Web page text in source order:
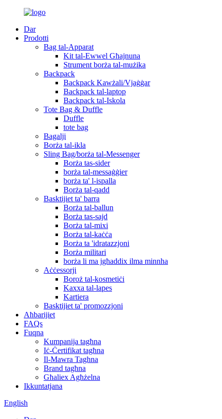
Dar
Prodotti
Bag tal-Apparat
Kit tal-Ewwel Għajnuna
Strument borża tal-mużika
Backpack
Backpack Kawżali/Vjaġġar
Backpack tal-laptop
Backpack tal-Iskola
Tote Bag & Duffle
Duffle
tote bag
Bagalji
Borża tal-ikla
Sling Bag/borża tal-Messenger
Borża tas-sider
borża tal-messaġġier
borża ta' l-ispalla
Borża tal-qadd
Basktijiet ta' barra
Borża tal-ballun
Borża tas-sajd
Borża tal-mixi
Borża tal-kaċċa
Borża ta 'idratazzjoni
Borża militari
borża li ma jgħaddix ilma minnha
Aċċessorji
Boroż tal-kosmetiċi
Kaxxa tal-lapes
Kartiera
Basktijiet ta' promozzjoni
Aħbarijiet
FAQs
Fuqna
Kumpanija tagħna
Iċ-Ċertifikat tagħna
Il-Mawra Taghna
Brand tagħna
Għaliex Agħżelna
Ikkuntatjana
English